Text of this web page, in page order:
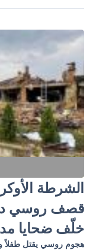
الشرطة
قصف روسي
خلّف ضحايا
هجوم روسي يقتل طفلاً